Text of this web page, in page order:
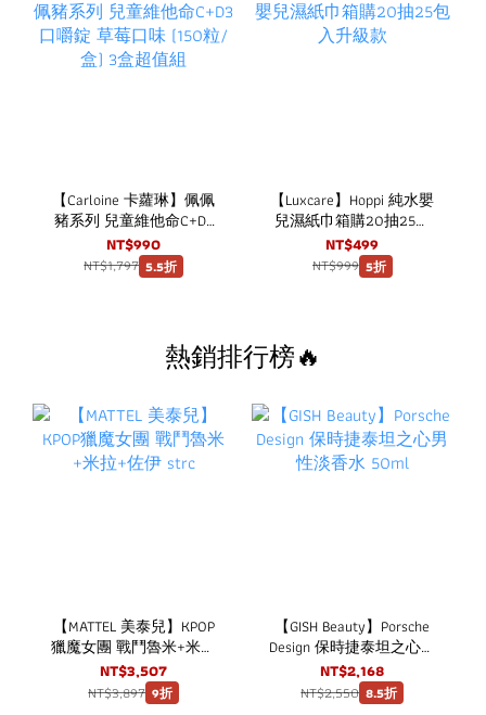
【Carloine 卡蘿琳】佩佩
豬系列 兒童維他命C+D3
口嚼錠 草莓口味 (150粒/
盒) 3盒超值組
NT$990
NT$1,797 5.5折
【Luxcare】Hoppi 純水嬰
兒濕紙巾箱購20抽25包
入升級款
NT$499
NT$999 5折
熱銷排行榜🔥
【MATTEL 美泰兒】KPOP
獵魔女團 戰鬥魯米+米拉
+佐伊 strc
NT$3,507
NT$3,897 9折
【GISH Beauty】Porsche
Design 保時捷泰坦之心男
性淡香水 50ml
NT$2,168
NT$2,550 8.5折